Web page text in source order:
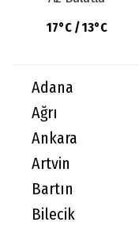
17°C / 13°C
Adana
Ağrı
Ankara
Artvin
Bartın
Bilecik